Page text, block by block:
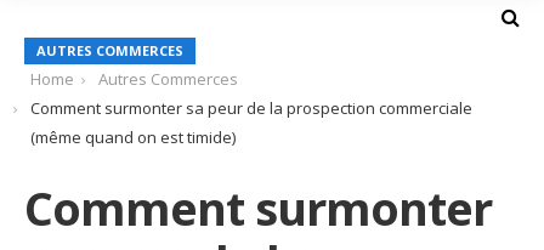
AUTRES COMMERCES
Home
Autres Commerces
Comment surmonter sa peur de la prospection commerciale
(même quand on est timide)
Comment surmonter